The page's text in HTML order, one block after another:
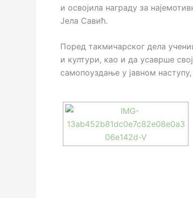
и освојила награду за
Јела Савић.
Поред такмичарског дела
и култури, као и да усаврше
самопоуздање у јавном